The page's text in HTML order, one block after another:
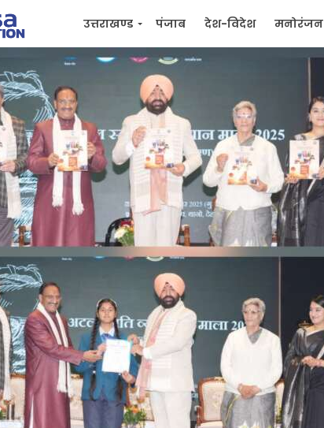
उत्तराखण्ड पंजाब देश-विदेश मनोरंजन
प्रशासनिक जन मुद्दे